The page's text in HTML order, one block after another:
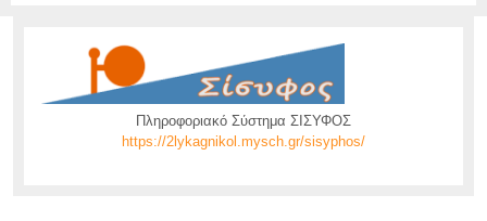
Πληροφοριακό Σύστημα ΣΙΣΥΦΟΣ
https://2lykagnikol.mysch.gr/sisyphos/